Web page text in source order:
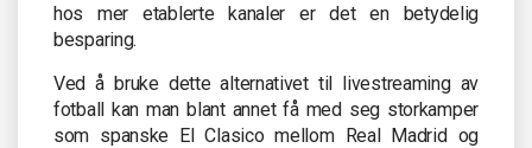
hos mer etablerte kanaler er det en betydelig
besparing.
Ved å bruke dette alternativet til livestreaming av
fotball kan man blant annet få med seg storkamper
som spanske El Clasico mellom Real Madrid og